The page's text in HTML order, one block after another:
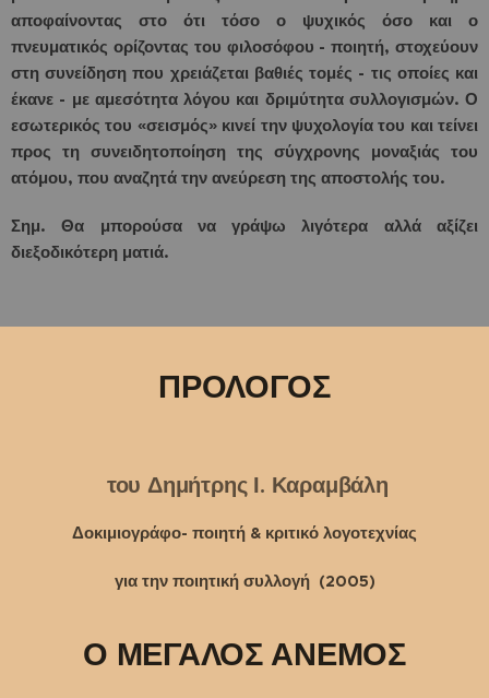
αποφαίνοντας στο ότι τόσο ο ψυχικός όσο και ο
πνευματικός ορίζοντας του φιλοσόφου - ποιητή, στοχεύουν
στη συνείδηση που χρειάζεται βαθιές τομές - τις οποίες και
έκανε - με αμεσότητα λόγου και δριμύτητα συλλογισμών. Ο
εσωτερικός του «σεισμός» κινεί την ψυχολογία του και τείνει
προς τη συνειδητοποίηση της σύγχρονης μοναξιάς του
ατόμου, που αναζητά την ανεύρεση της αποστολής του.
Σημ. Θα μπορούσα να γράψω λιγότερα αλλά αξίζει
διεξοδικότερη ματιά.
ΠΡΟΛΟΓΟΣ
του Δημήτρης Ι. Καραμβάλη
Δοκιμιογράφο- ποιητή & κριτικό λογοτεχνίας
για την ποιητική συλλογή (2005)
Ο ΜΕΓΑΛΟΣ ΑΝΕΜΟΣ